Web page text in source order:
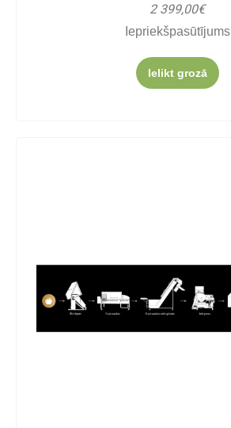
2 399,00€
Iepriekšpasūtījums
Ielikt grozā